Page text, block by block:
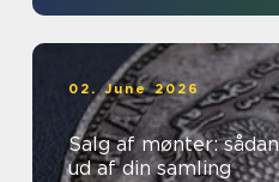
02. June 2026
Salg af mønter:
ud af din samling